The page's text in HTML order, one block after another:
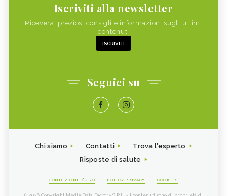
Iscriviti alla newsletter
Riceverai preziosi consigli e informazioni sugli ultimi
contenuti
ISCRIVITI
Seguici su
Chi siamo Contatti
Trova l'esperto
Risposte di salute
CONDIZIONI D'USO POLICY PRIVACY COOKIES